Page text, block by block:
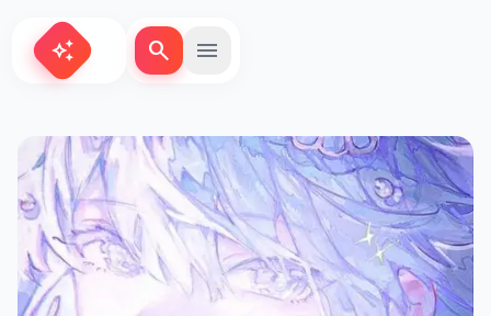
auto_awesome search menu